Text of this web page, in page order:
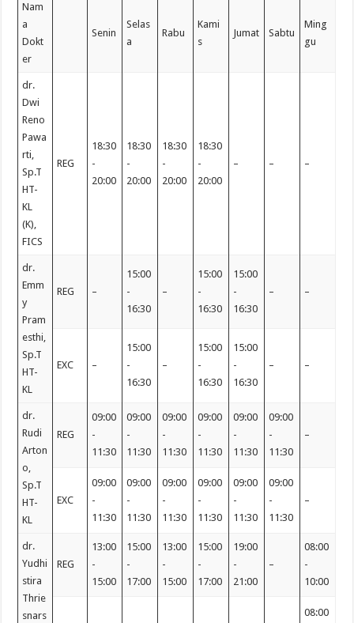
Nam
a
Dokt
er
Senin
Selas
a
Rabu
Kami
s
Jumat Sabtu
Ming
gu
dr.
Dwi
Reno
Pawa
rti,
Sp.T
HT-
KL
(K),
FICS
REG
18:30
-
20:00
18:30
-
20:00
18:30
-
20:00
18:30
-
20:00
– – –
dr.
Emm
y
Pram
esthi,
Sp.T
HT-
KL
REG –
15:00
-
16:30
–
15:00
-
16:30
15:00
-
16:30
– –
EXC –
15:00
-
16:30
–
15:00
-
16:30
15:00
-
16:30
– –
dr.
Rudi
Arton
o,
Sp.T
HT-
KL
REG
09:00
-
11:30
09:00
-
11:30
09:00
-
11:30
09:00
-
11:30
09:00
-
11:30
09:00
-
11:30
–
EXC
09:00
-
11:30
09:00
-
11:30
09:00
-
11:30
09:00
-
11:30
09:00
-
11:30
09:00
-
11:30
–
dr.
Yudhi
stira
Thrie
snars
REG
13:00
-
15:00
15:00
-
17:00
13:00
-
15:00
15:00
-
17:00
19:00
-
21:00
–
08:00
-
10:00
08:00